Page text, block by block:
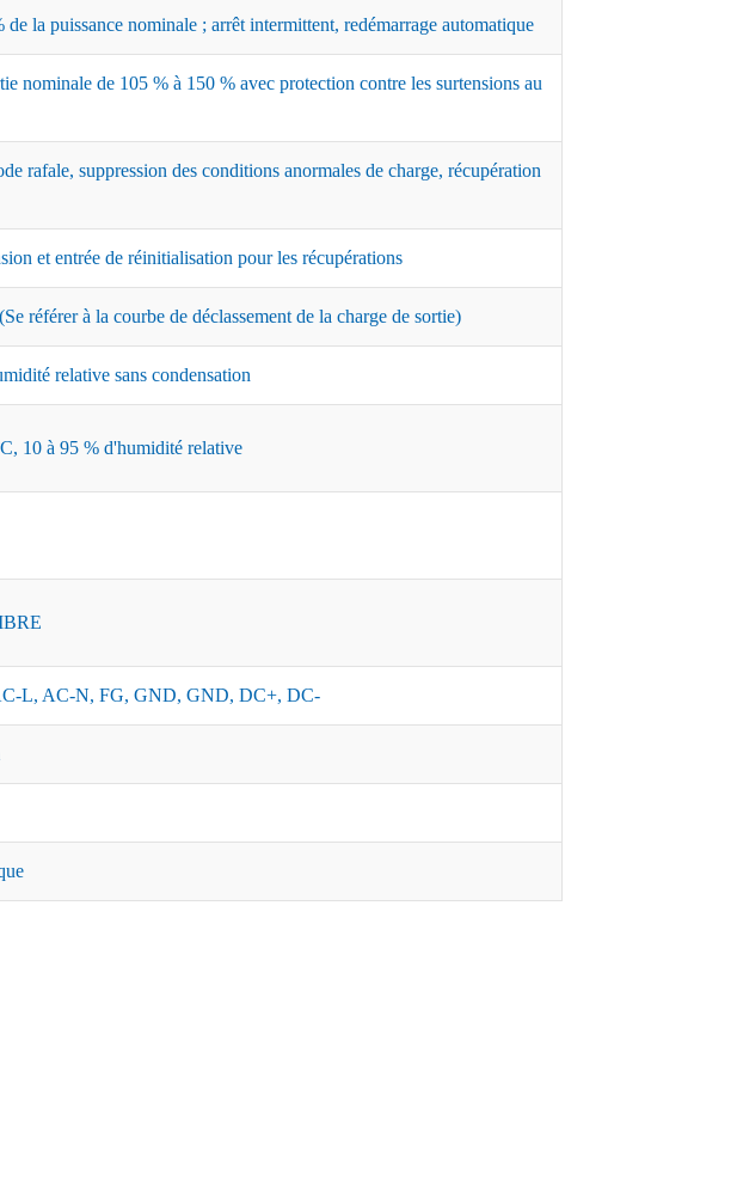
de la puissance nominale ; arrêt intermittent, redémarrage automatique
nominale de 105 % à 150 % avec protection contre les surtensions au
rafale, suppression des conditions anormales de charge, récupération
et entrée de réinitialisation pour les récupérations
référer à la courbe de déclassement de la charge de sortie)
relative sans condensation
10 à 95 % d'humidité relative
L, AC-N, FG, GND, GND, DC+, DC-